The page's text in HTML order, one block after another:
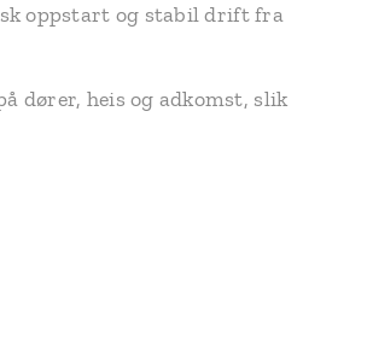
oppstart og stabil drift fra
dører, heis og adkomst, slik